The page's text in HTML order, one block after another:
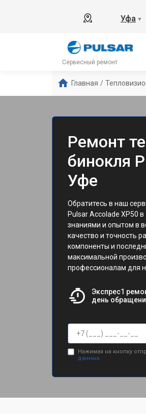
Уфа ▼
Сервисный ремонт
Главная /
Ремонт
бинокля
Уфе
Обратитесь в наш
Pulsar Accolade XP50
знаниями и опытом в
качество и точность
компоненты и
максимальной
профессионалам для
Экспрес1
день
Нажимая на кнопку
данных.